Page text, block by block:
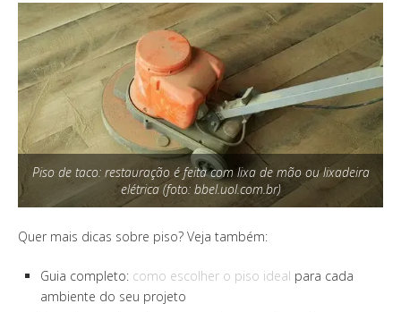
Piso de taco: restauração é feita com lixa de mão ou lixadeira
elétrica (foto: bbel.uol.com.br)
Quer mais dicas sobre piso? Veja também:
Guia completo: como escolher o piso ideal para cada
ambiente do seu projeto